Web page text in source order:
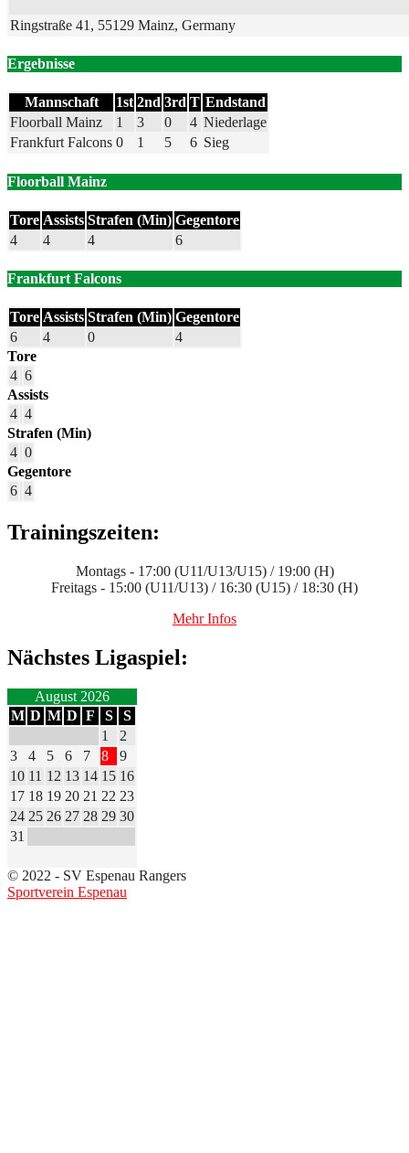
Ringstraße 41, 55129 Mainz, Germany
Ergebnisse
Mannschaft 1st 2nd 3rd T Endstand
Floorball Mainz
1 3 0 4 Niederlage
Frankfurt Falcons 0 1 5 6 Sieg
Floorball Mainz
Tore Assists Strafen (Min) Gegentore
4
4 4 6
Frankfurt Falcons
Tore Assists Strafen (Min) Gegentore
6
4 0
4
Tore
4 6
Assists
4 4
Strafen (Min)
4 0
Gegentore
6 4
Trainingszeiten:
Montags - 17:00 (U11/U13/U15) / 19:00 (H)
Freitags - 15:00 (U11/U13) / 16:30 (U15) / 18:30 (H)
Mehr Infos
Nächstes Ligaspiel:
August 2026
M D M D F S
S
1
2
3
4 5 6 7 8
9
10 11 12 13 14 15 16
17 18 19 20 21 22 23
24 25 26 27 28 29 30
31
© 2022 - SV Espenau Rangers
Sportverein Espenau